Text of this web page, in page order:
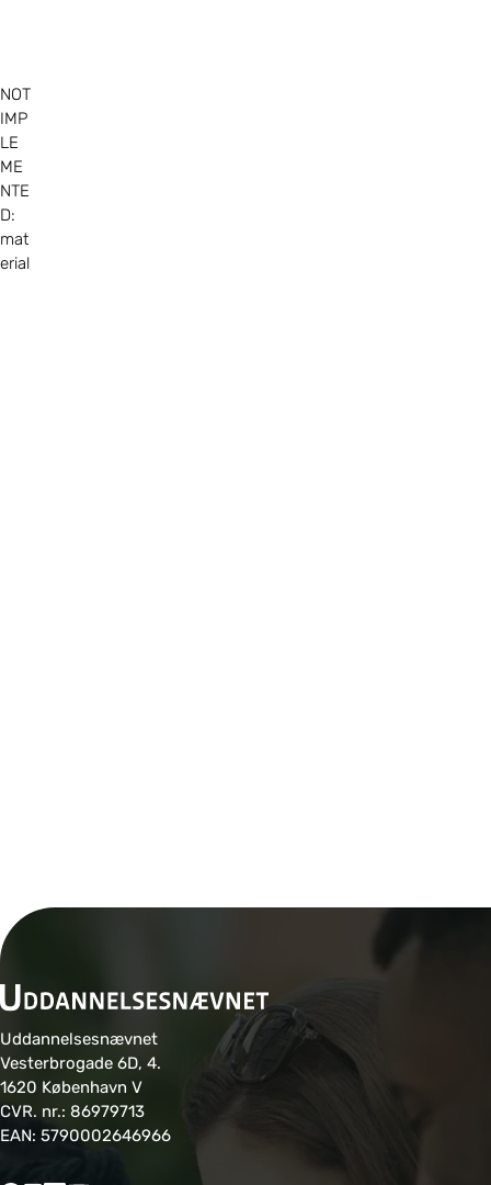
NOT
IMP
LE
ME
NTE
D:
mat
erial
Uddannelsesnævnet
Vesterbrogade 6D, 4.
1620 København V
CVR. nr.: 86979713
EAN: 5790002646966